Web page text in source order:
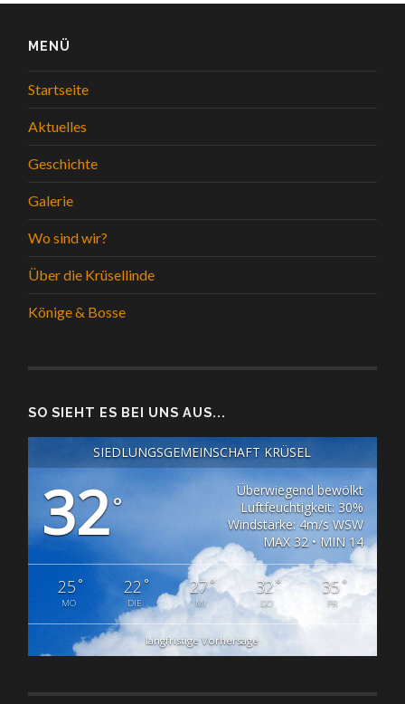
MENÜ
Startseite
Aktuelles
Geschichte
Galerie
Wo sind wir?
Über die Krüsellinde
Könige & Bosse
SO SIEHT ES BEI UNS AUS...
SIEDLUNGSGEMEINSCHAFT KRÜSEL
32°
Überwiegend bewölkt
Luftfeuchtigkeit: 30%
Windstärke: 4m/s WSW
MAX 32 • MIN 14
25°
MO
22 °
DIE
27°
MI
32°
DO
35°
FR
langfristige Vorhersage